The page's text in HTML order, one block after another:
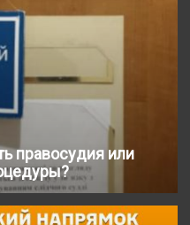
правосудия или